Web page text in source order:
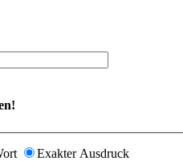
Exakter Ausdruck